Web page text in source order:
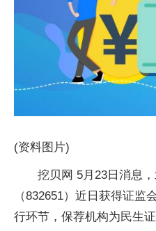
(资料图片)
挖贝网 5月23日消息
（832651）近日获得证监
行环节，保荐机构为民生